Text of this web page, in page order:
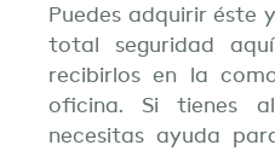
Puedes adquirir éste
total seguridad
recibirlos en la
oficina. Si tienes
necesitas ayuda